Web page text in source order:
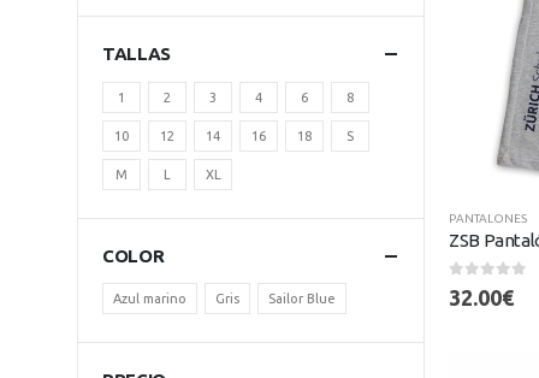
PANTALONES
ZSB
0out of 5
32.00€
TALLAS
1 2 3 4 6 8
10 12 14 16 18 S
M L XL
COLOR
Azul marino Gris Sailor Blue